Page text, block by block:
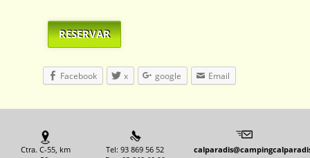
RESERVAR
Facebook x google Email
Ctra. C-55, km
Tel: 93 869 56 52